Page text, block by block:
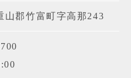
山郡竹富町字高那243